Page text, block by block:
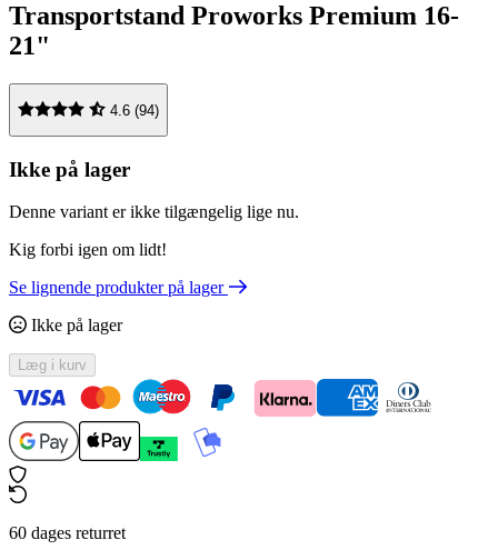
Transportstand Proworks Premium 16-
21"
4.6 (94)
Ikke på lager
Denne variant er ikke tilgængelig lige nu.
Kig forbi igen om lidt!
Se lignende produkter på lager
Ikke på lager
Læg i kurv
60 dages returret